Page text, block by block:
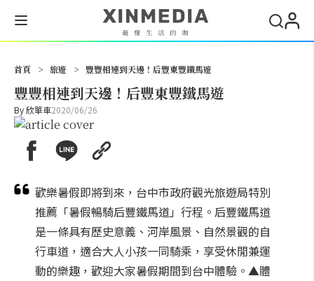
首頁 > 旅遊 > 豐豐相連到天邊！后豐東豐鐵馬遊
豐豐相連到天邊！后豐東豐鐵馬遊
By欣單車2020/06/26
歡樂暑假即將到來，台中市政府觀光旅遊局特別
推薦「暑假暢騎后豐鐵馬道」行程。后豐鐵馬道
是一條具有歷史意義、河岸風景、自然景觀的自
行車道，適合大人小孩一同騎乘，享受休閒兼運
動的樂趣，歡迎大家暑假期間到台中體驗。▲體